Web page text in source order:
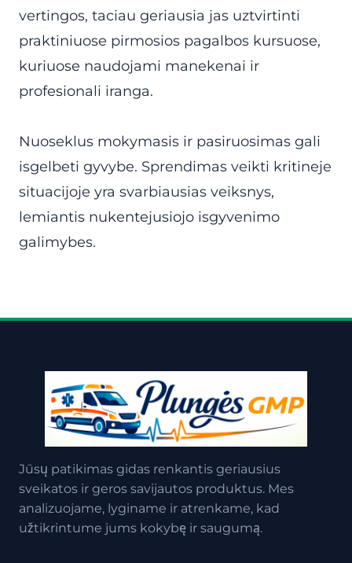
vertingos, taciau geriausia jas uztvirtinti
praktiniuose pirmosios pagalbos kursuose,
kuriuose naudojami manekenai ir
profesionali iranga.
Nuoseklus mokymasis ir pasiruosimas gali
isgelbeti gyvybe. Sprendimas veikti kritineje
situacijoje yra svarbiausias veiksnys,
lemiantis nukentejusiojo isgyvenimo
galimybes.
Jūsų patikimas gidas renkantis geriausius
sveikatos ir geros savijautos produktus. Mes
analizuojame, lyginame ir atrenkame, kad
užtikrintume jums kokybę ir saugumą.